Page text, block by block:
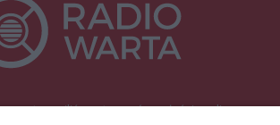
postanowiliśmy stworzyć rozgłośnię radiową